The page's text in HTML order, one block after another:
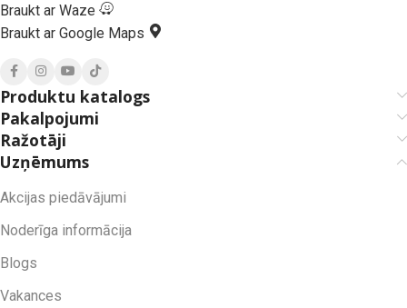
Braukt ar Waze
Braukt ar Google Maps
Produktu katalogs
Pakalpojumi
Ražotāji
Uzņēmums
Akcijas piedāvājumi
Noderīga informācija
Blogs
Vakances